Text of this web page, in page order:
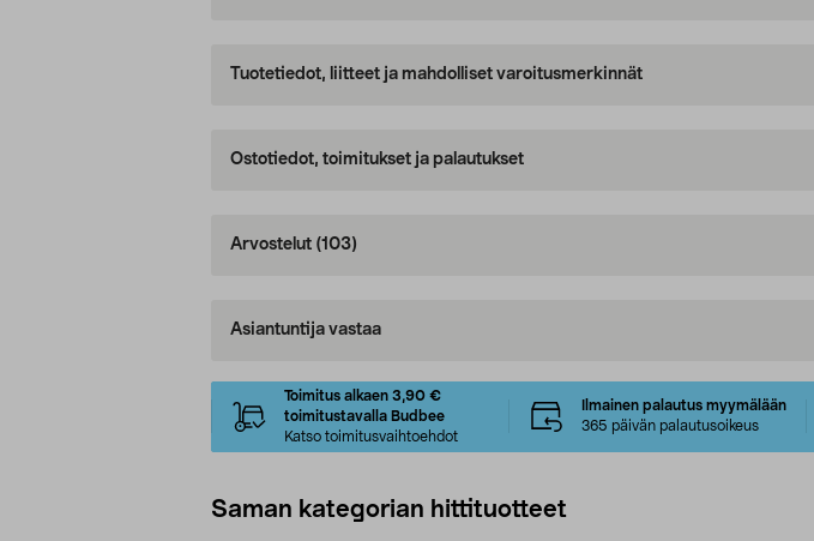
Tuotetiedot, liitteet ja mahdolliset varoitusmerkinnät
Ostotiedot, toimitukset ja palautukset
Arvostelut (103)
Asiantuntija vastaa
Toimitus alkaen 3,90 €
toimitustavalla Budbee
Katso toimitusvaihtoehdot
Ilmainen palautus myymälään
365 päivän palautusoikeus
Saman kategorian hittituotteet